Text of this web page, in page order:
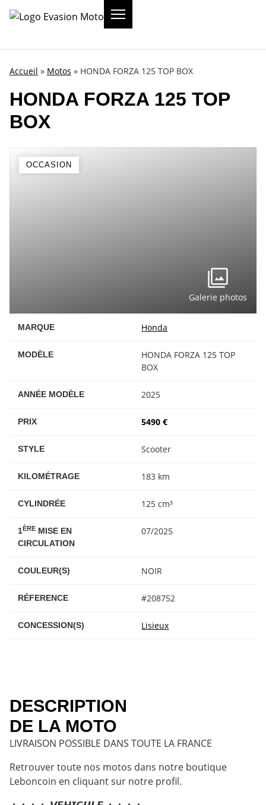
Accueil » Motos » HONDA FORZA 125 TOP BOX
HONDA FORZA 125 TOP
BOX
MARQUE Honda
MODÈLE
HONDA FORZA 125 TOP
BOX
ANNÉE MODÈLE 2025
PRIX 5490 €
STYLE Scooter
KILOMÉTRAGE 183 km
CYLINDRÉE 125 cm³
1ÈRE MISE EN
CIRCULATION
07/2025
COULEUR(S) NOIR
RÉFERENCE #208752
CONCESSION(S) Lisieux
Galerie photos
OCCASION
DESCRIPTION
DE LA MOTO
LIVRAISON POSSIBLE DANS TOUTE LA FRANCE
Retrouver toute nos motos dans notre boutique
Leboncoin en cliquant sur notre profil.